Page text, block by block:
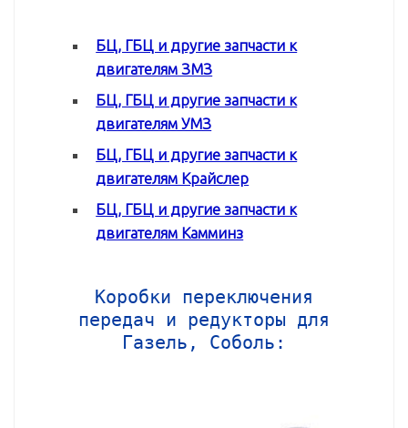
БЦ, ГБЦ и другие запчасти к
двигателям ЗМЗ
БЦ, ГБЦ и другие запчасти к
двигателям УМЗ
БЦ, ГБЦ и другие запчасти к
двигателям Крайслер
БЦ, ГБЦ и другие запчасти к
двигателям Камминз
Коробки переключения
передач и редукторы для
Газель, Соболь: